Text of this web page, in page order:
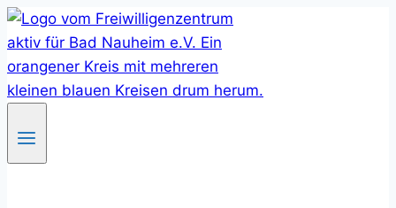
Skip
to
content